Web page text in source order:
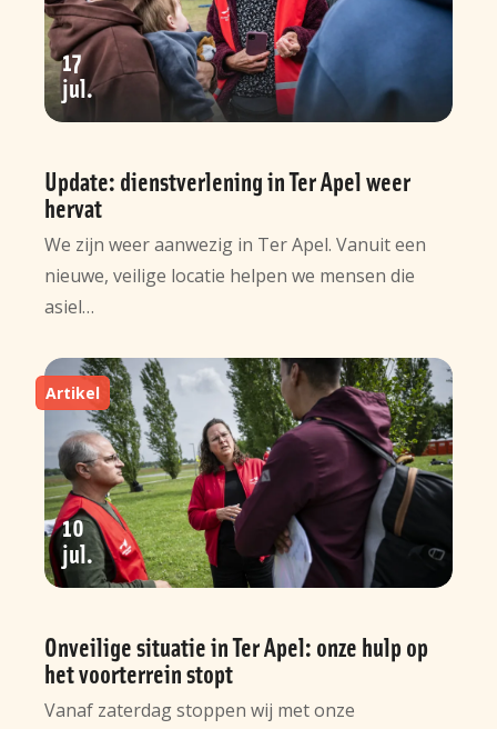
Update: dienstverlening in Ter Apel weer
hervat
17
jul
We zijn weer aanwezig in Ter Apel. Vanuit een
nieuwe, veilige locatie helpen we mensen die
asiel…
Onveilige situatie in Ter Apel: onze hulp op
het voorterrein stopt
Artikel
10
jul
Vanaf zaterdag stoppen wij met onze